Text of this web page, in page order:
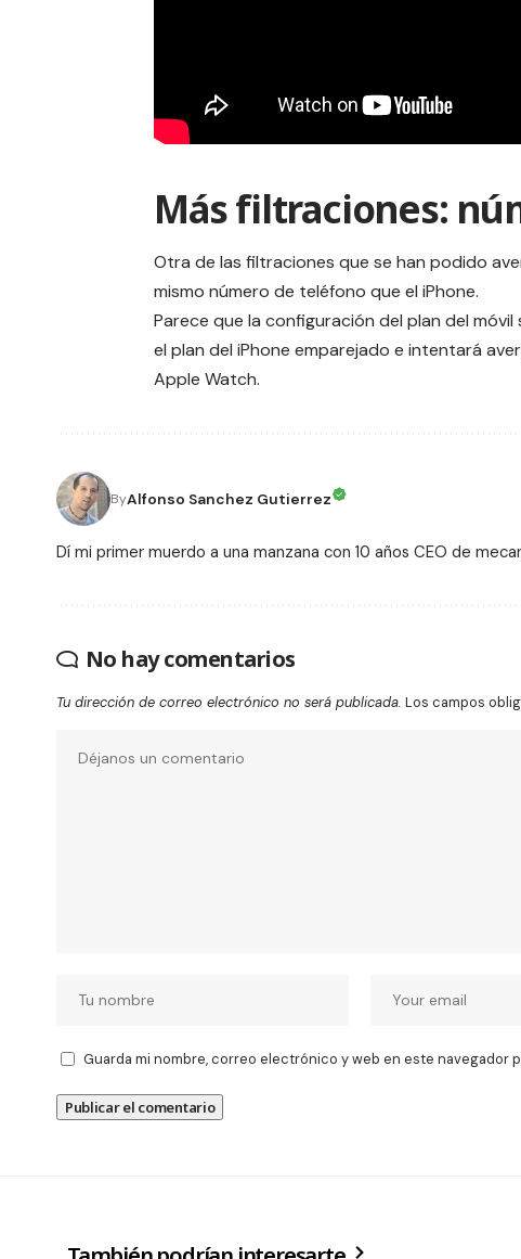
Más filtraciones:
Otra de las filtraciones que se han podido
mismo número de teléfono que el iPhone.
Parece que la configuración del plan del
el plan del iPhone emparejado e intentará
Apple Watch.
ByAlfonso Sanchez Gutierrez
Dí mi primer muerdo a una manzana con 10 años CEO de
No hay comentarios
Tu dirección de correo electrónico no será publicada. Los campos
Guarda mi nombre, correo electrónico y web en este navegador